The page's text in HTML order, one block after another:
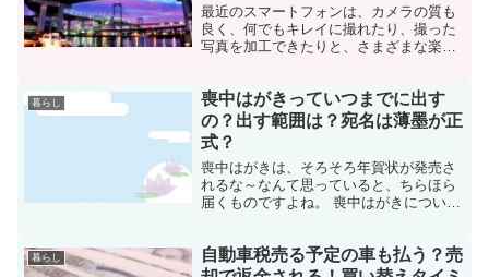
最近のスマートフォンは、カメラの質も
良く、何でもキレイに撮れたり、撮った
写真を加工できたりと、さまざまな楽し
レフのカメラだと大げさだし、出来れば
スマホで夜景をキレイに...
暮らし
喪中はがきっていつまでに出す
の？出す範囲は？宛名は薄墨が正
式？
喪中はがきは、そろそろ年賀状が発売さ
れるな～なんて思っていると、ちらほら
届くものですよね。 喪中はがきについ
ること。 意外と知らない喪中はがきの疑
問についてご紹介します。...
暮らし
自動車税売る予定の車も払う？売